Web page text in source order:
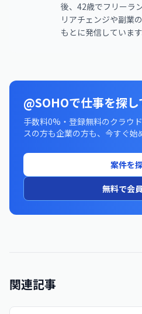
後、42歳でフリーラ
リアチェンジや副業
もとに発信しています
@SOHOで仕事を探
手数料0%・登録無料のクラウ
スの方も企業の方も、今すぐ始
案件を
無料で会
関連記事